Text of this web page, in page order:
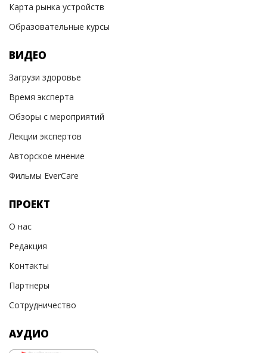
Карта рынка устройств
Образовательные курсы
ВИДЕО
Загрузи здоровье
Время эксперта
Обзоры с мероприятий
Лекции экспертов
Авторское мнение
Фильмы EverCare
ПРОЕКТ
О нас
Редакция
Контакты
Партнеры
Сотрудничество
АУДИО